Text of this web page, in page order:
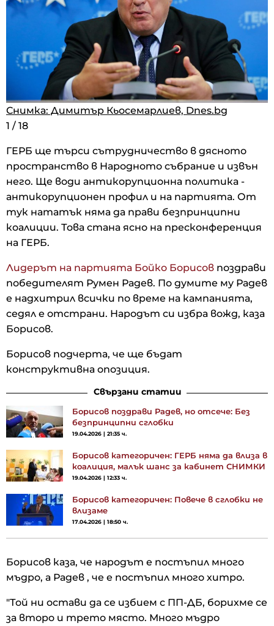
Снимка: Димитър Кьосемарлиев, Dnes.bg
1 / 18
Снимка: Димитър Кьосемарлиев, Dnes.bg
1 / 18
Снимка: Димитър Кьосемарлиев, Dnes.bg
1 / 18
ГЕРБ ще търси сътрудничество в дясното
пространство в Народното събрание и извън
него. Ще води антикорупционна политика -
антикорупционен профил и на партията. От
тук нататък няма да прави безпринципни
коалиции. Това стана ясно на пресконференция
на ГЕРБ.
Лидерът на партията Бойко Борисов поздрави
победителят Румен Радев. По думите му Радев
е надхитрил всички по време на кампанията,
седял е отстрани. Народът си избра вожд, каза
Борисов.
Борисов подчерта, че ще бъдат
конструктивна опозиция.
Свързани статии
Борисов поздрави Радев, но отсече: Без
безпринципни сглобки
19.04.2026 | 21:35 ч.
Борисов категоричен: ГЕРБ няма да влиза в
коалиция, малък шанс за кабинет СНИМКИ
19.04.2026 | 12:33 ч.
Борисов категоричен: Повече в сглобки не
влизаме
17.04.2026 | 18:50 ч.
Борисов каза, че народът е постъпил много
мъдро, а Радев , че е постъпил много хитро.
"Той ни остави да се избием с ПП-ДБ, борихме се
за второ и трето място. Много мъдро